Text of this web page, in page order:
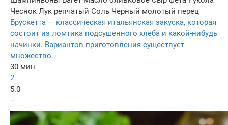
Чеснок Лук репчатый Соль Черный молотый перец
Брускетта — классическая итальянская закуска, которая
состоит из ломтика подсушенного хлеба и какой-нибудь
начинки. Вариантов приготовления существует
множество.
30 мин
2
5.0
–